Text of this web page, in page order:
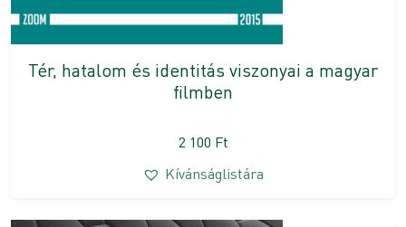
Tér, hatalom és identitás viszonyai a magyar
filmben
2 100 Ft
Kívánságlistára